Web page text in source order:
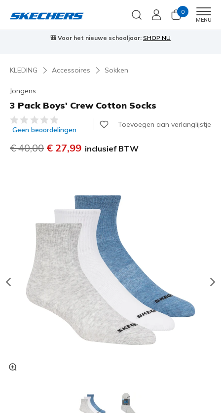
0
MENU
🎒 Voor het nieuwe schooljaar: SHOP NU
KLEDING Accessoires Sokken
Jongens
3 Pack Boys' Crew Cotton Socks
3,5 van de 5 klantbeoordelingen
Geen beoordelingen
Toevoegen aan verlanglijstje
Prijs verlaagd van
€ 40,00 naar
€ 27,99 inclusief BTW